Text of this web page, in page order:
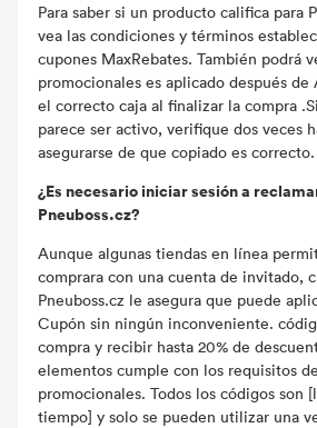
Para saber si un producto califica para
vea las condiciones y términos
cupones MaxRebates. También podrá
promocionales es aplicado después
el correcto caja al finalizar la compra
parece ser activo, verifique dos veces
asegurarse de que copiado es correcto.
¿Es necesario iniciar sesión a
Pneuboss.cz?
Aunque algunas tiendas en línea
comprara con una cuenta de invitado,
Pneuboss.cz le asegura que puede
Cupón sin ningún inconveniente.
compra y recibir hasta 20% de
elementos cumple con los requisitos
promocionales. Todos los códigos son
tiempo] y solo se pueden utilizar una